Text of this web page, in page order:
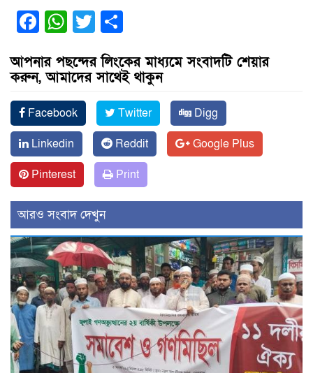
Facebook
WhatsApp
Twitter
আপনার পছন্দের লিংকের মাধ্যমে সংবাদটি শেয়ার
করুন, আমাদের সাথেই থাকুন
Facebook Twitter
Digg
Linkedin
Reddit
Google Plus
Pinterest
Print
আরও সংবাদ দেখুন